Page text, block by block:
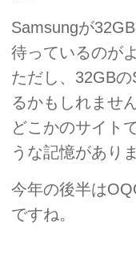
Samsungが
待っているのが
ただし、32GB
るかもしれませ
どこかのサイト
うな記憶があり
今年の後半は
ですね。